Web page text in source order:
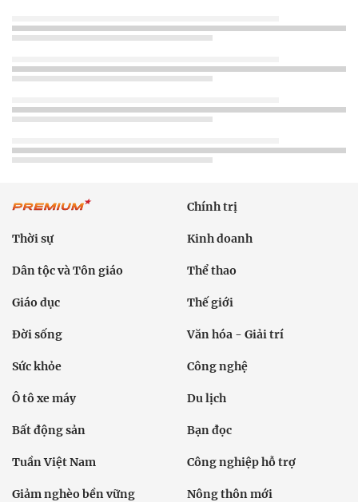
Chính trị
Thời sự Kinh doanh
Dân tộc và Tôn giáo Thể thao
Giáo dục Thế giới
Đời sống Văn hóa - Giải trí
Sức khỏe Công nghệ
Ô tô xe máy Du lịch
Bất động sản Bạn đọc
Tuần Việt Nam Công nghiệp hỗ trợ
Giảm nghèo bền vững Nông thôn mới